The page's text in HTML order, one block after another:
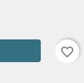
favorite_border